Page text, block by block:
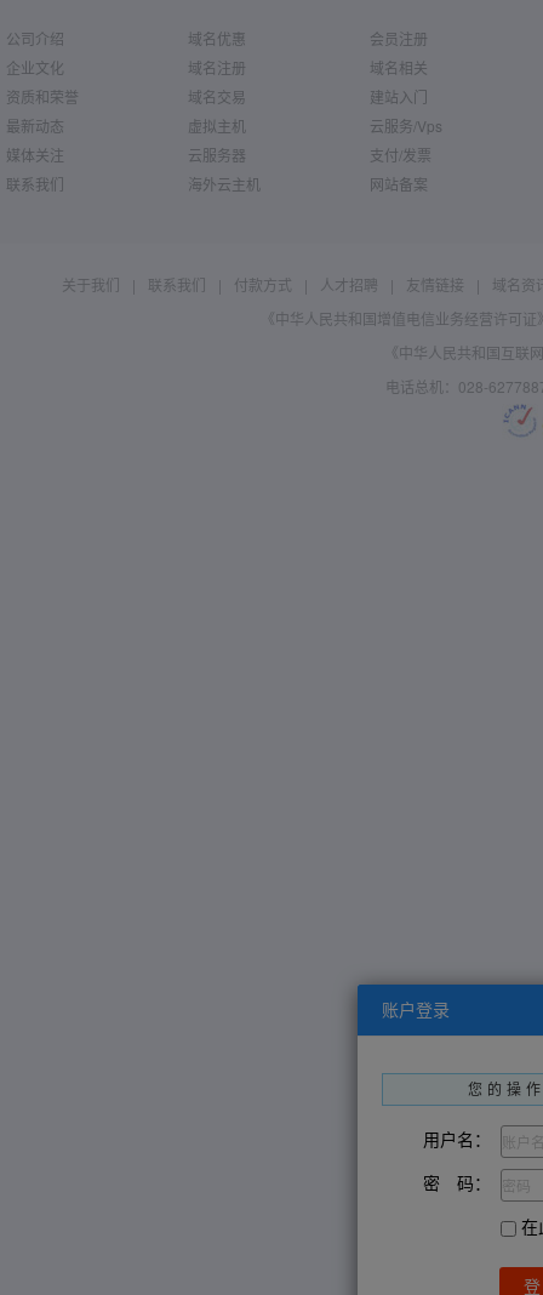
账户登录
您的操
用户名：
密 码：
在
公司介绍
企业文化
资质和荣誉
最新动态
媒体关注
联系我们
域名优惠
域名注册
域名交易
虚拟主机
云服务器
海外云主机
会员注册
域名相关
建站入门
云服务/Vps
支付/发票
网站备案
关于我们 | 联系我们 | 付款方式 | 人才招聘 | 友情链接 |
域名资
《中华人民共和国增值电信业务经营许可
《中华人民共和国互
电话总机：028-